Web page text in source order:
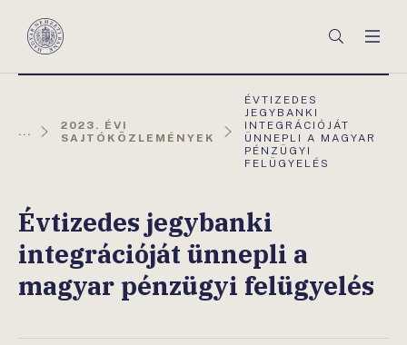
Magyar
Keresés
...
2023. ÉVI
SAJTÓKÖZLEMÉNYEK
AKTUÁLIS
OLDAL:
ÉVTIZEDES
JEGYBANKI
INTEGRÁCIÓJÁT
ÜNNEPLI A MAGYAR
PÉNZÜGYI
FELÜGYELÉS
Évtizedes jegybanki
integrációját ünnepli a
magyar pénzügyi felügyelés